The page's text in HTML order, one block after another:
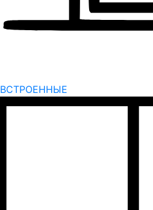
ВСТРОЕННЫЕ